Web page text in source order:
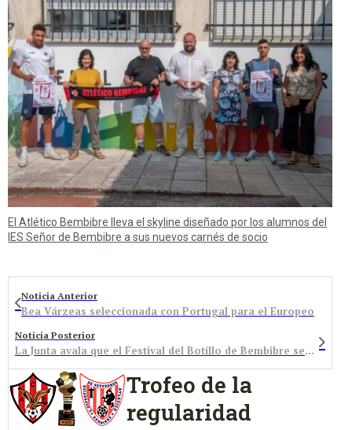
El Atlético Bembibre lleva el skyline diseñado por los alumnos del
IES Señor de Bembibre a sus nuevos carnés de socio
Noticia Anterior
Bea Várzeas seleccionada con Portugal para el Europeo
Noticia Posterior
La Junta avala que el Festival del Botillo de Bembibre sea de Interés Turístico Internacional
Trofeo de la
regularidad